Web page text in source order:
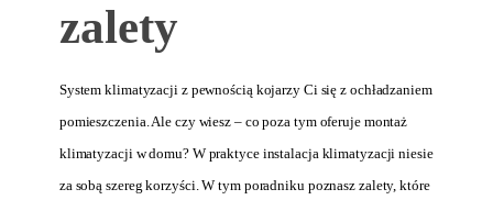
zalety
System klimatyzacji z pewnością kojarzy Ci się z ochładzaniem
pomieszczenia. Ale czy wiesz – co poza tym oferuje montaż
klimatyzacji w domu? W praktyce instalacja klimatyzacji niesie
za sobą szereg korzyści. W tym poradniku poznasz zalety, które